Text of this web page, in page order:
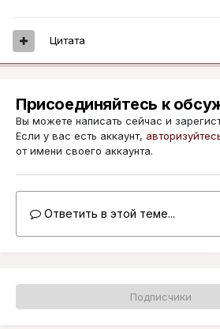
Цитата
Присоединяйтесь к
Вы можете написать сейчас и
Если у вас есть аккаунт,
от имени своего аккаунта.
Ответить в этой теме...
Подписчики